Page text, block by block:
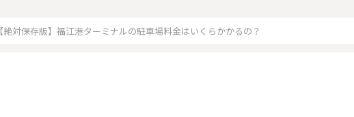
【絶対保存版】福江港ターミナルの駐車場料金はいくらかかるの？